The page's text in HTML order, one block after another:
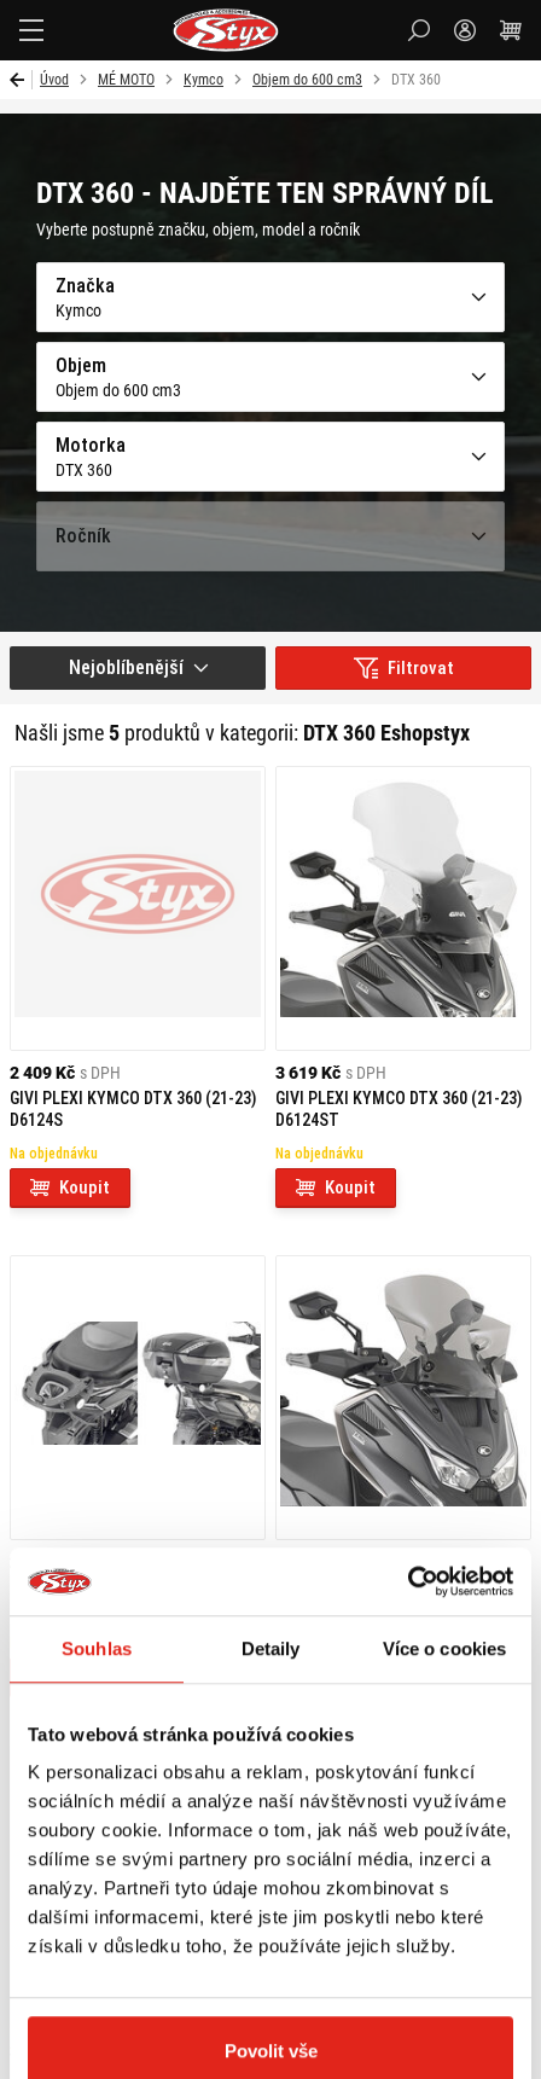
Souhlas Detaily Více o cookies
Tato webová stránka používá cookies
K personalizaci obsahu a reklam, poskytování funkcí
sociálních médií a analýze naší návštěvnosti využíváme
soubory cookie. Informace o tom, jak náš web používáte,
sdílíme se svými partnery pro sociální média, inzerci a
analýzy. Partneři tyto údaje mohou zkombinovat s
dalšími informacemi, které jste jim poskytli nebo které
získali v důsledku toho, že používáte jejich služby.
Povolit vše
Úvod MÉ MOTO Kymco Objem do 600 cm3 DTX 360
DTX 360 - NAJDĚTE TEN SPRÁVNÝ DÍL
Vyberte postupně značku, objem, model a ročník
Značka
Kymco
Objem
Objem do 600 cm3
Motorka
DTX 360
Ročník
Filtrovat
Našli jsme5 produktů v kategorii: DTX 360 Eshopstyx
Nejoblíbenější
2 409 Kč s DPH
GIVI PLEXI KYMCO DTX 360 (21-23)
D6124S
Na objednávku
Koupit
3 619 Kč s DPH
GIVI PLEXI KYMCO DTX 360 (21-23)
D6124ST
Na objednávku
Koupit
GIVI DRŽÁK KUFRU KYMCO DTX 360
Na objednávku
Koupit
GIVI PLEXI KYMCO DTX 360 (21)
Na objednávku